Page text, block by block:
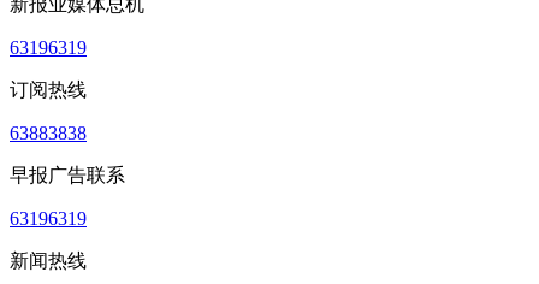
63196319
订阅热线
63883838
早报广告联系
63196319
新闻热线